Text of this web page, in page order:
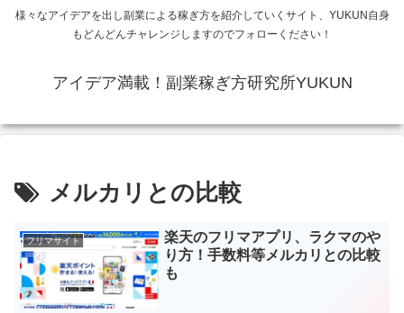
様々なアイデアを出し副業による稼ぎ方を紹介していくサイト、YUKUN自身
もどんどんチャレンジしますのでフォローください！
アイデア満載！副業稼ぎ方研究所YUKUN
メルカリとの比較
フリマサイト
楽天のフリマアプリ、ラクマのや
り方！手数料等メルカリとの比較
も